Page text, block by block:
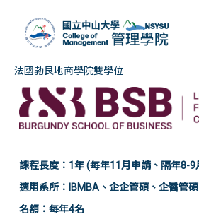
內
法國勃艮地商學院雙學位
課程長度：1年 (每年11月申請、隔年8-9
適用系所：IBMBA、企企管碩、企醫管碩
名額：每年4名